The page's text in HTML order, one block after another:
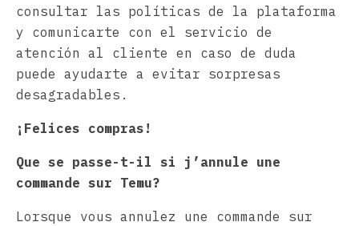
consultar las políticas de la plataforma
y comunicarte con el servicio de
atención al cliente en caso de duda
puede ayudarte a evitar sorpresas
desagradables.
¡Felices compras!
Que se passe-t-il si j’annule une
commande sur Temu?
Lorsque vous annulez une commande sur